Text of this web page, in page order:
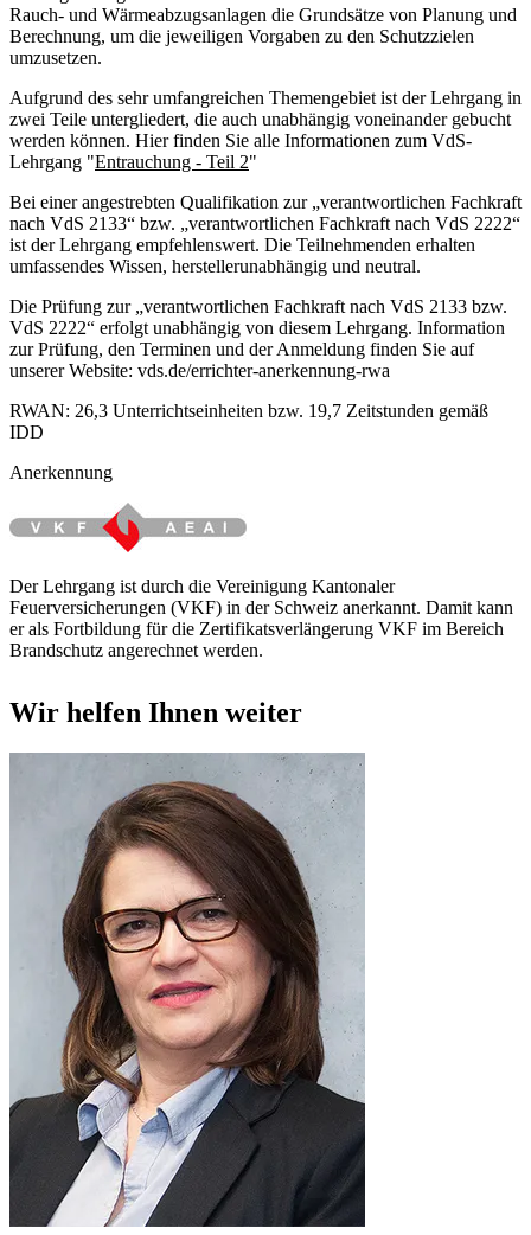
Rauch- und Wärmeabzugsanlagen die Grundsätze von Planung und
Berechnung, um die jeweiligen Vorgaben zu den Schutzzielen
umzusetzen.
Aufgrund des sehr umfangreichen Themengebiet ist der Lehrgang in
zwei Teile untergliedert, die auch unabhängig voneinander gebucht
werden können. Hier finden Sie alle Informationen zum VdS-
Lehrgang "Entrauchung - Teil 2"
Bei einer angestrebten Qualifikation zur „verantwortlichen Fachkraft
nach VdS 2133“ bzw. „verantwortlichen Fachkraft nach VdS 2222“
ist der Lehrgang empfehlenswert. Die Teilnehmenden erhalten
umfassendes Wissen, herstellerunabhängig und neutral.
Die Prüfung zur „verantwortlichen Fachkraft nach VdS 2133 bzw.
VdS 2222“ erfolgt unabhängig von diesem Lehrgang. Information
zur Prüfung, den Terminen und der Anmeldung finden Sie auf
unserer Website: vds.de/errichter-anerkennung-rwa
RWAN: 26,3 Unterrichtseinheiten bzw. 19,7 Zeitstunden gemäß
IDD
Anerkennung
Der Lehrgang ist durch die Vereinigung Kantonaler
Feuerversicherungen (VKF) in der Schweiz anerkannt. Damit kann
er als Fortbildung für die Zertifikatsverlängerung VKF im Bereich
Brandschutz angerechnet werden.
Wir helfen Ihnen weiter